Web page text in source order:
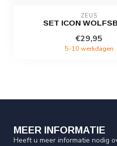
ZEUS
SET ICON
€29,95
5-10 werkdagen
MEER INFORMATIE
Heeft u meer informatie nodig